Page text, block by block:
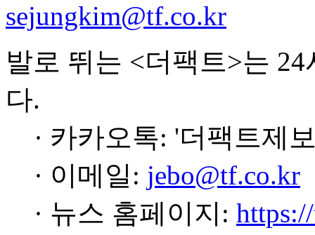
sejungkim@tf.co.kr
발로 뛰는 <더팩트>는
다.
· 카카오톡: '더팩트제
· 이메일: jebo@tf.co.kr
· 뉴스 홈페이지: